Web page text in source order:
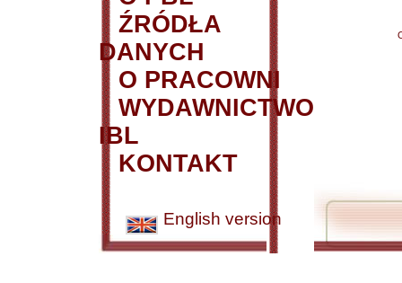
ŹRÓDŁA
DANYCH
O PRACOWNI
WYDAWNICTWO
IBL
KONTAKT
English version